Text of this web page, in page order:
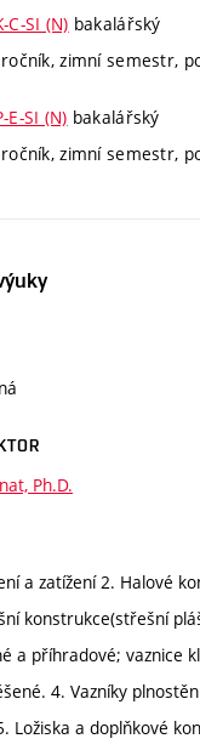
C-SI (N) bakalářský
zimní semestr,
E-SI (N) bakalářský
zimní semestr,
Ph.D.
a zatížení 2. Halové
konstrukce(střešní
a příhradové; vaznice
4. Vazníky
Ložiska a doplňkové